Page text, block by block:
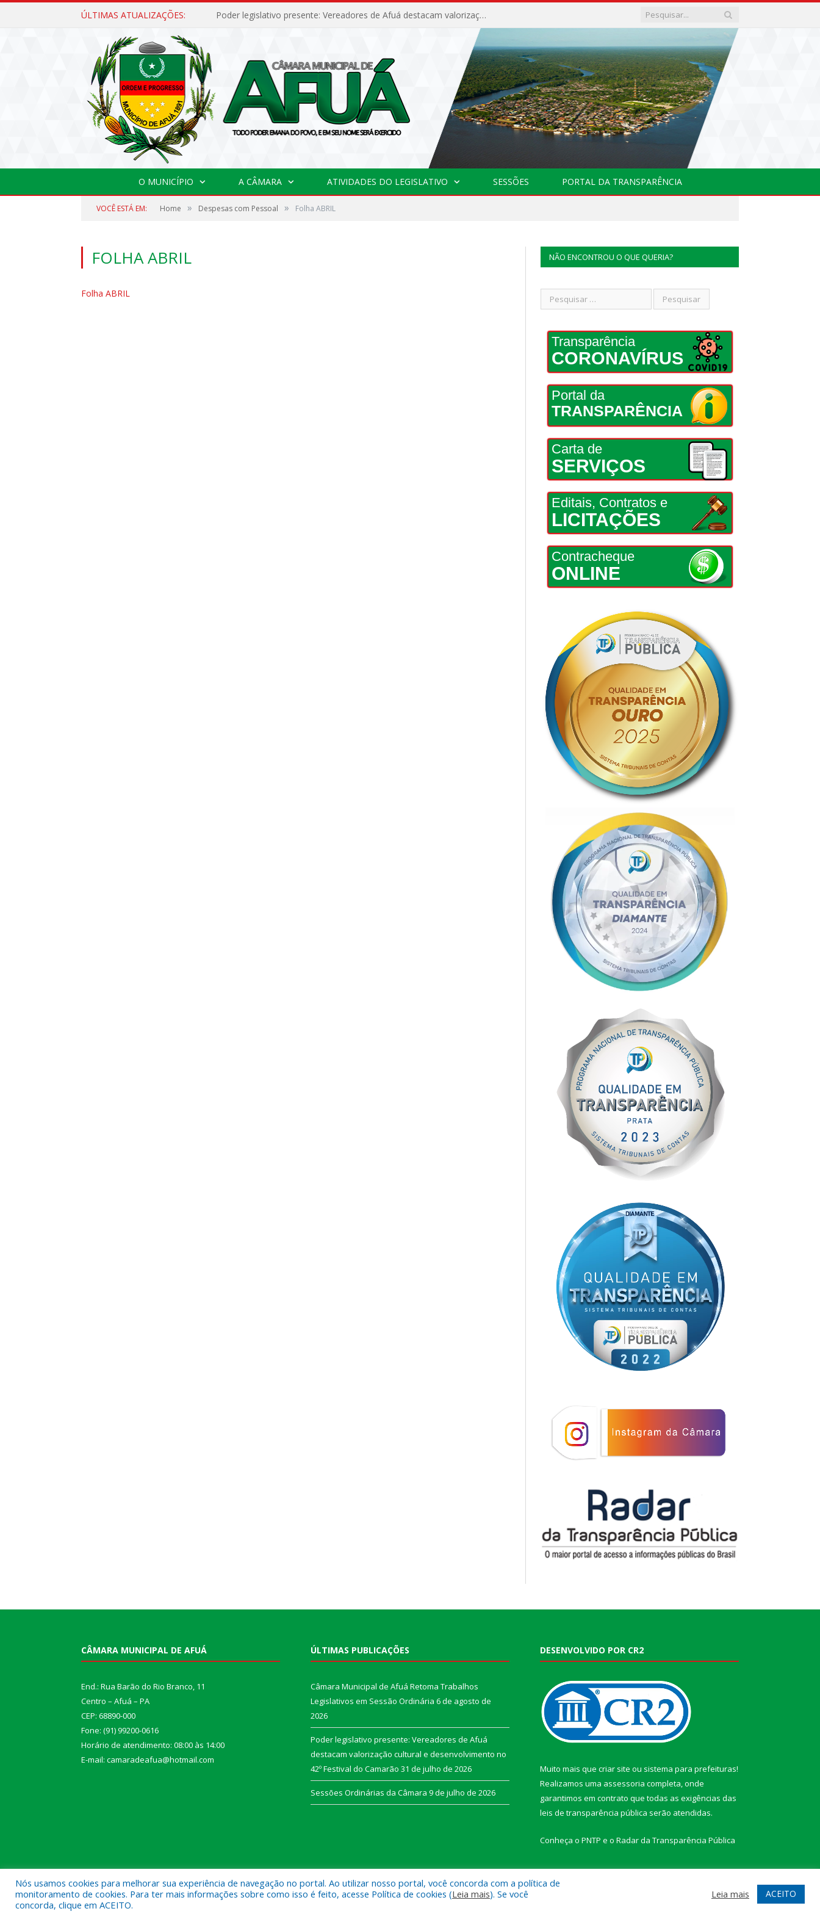
ÚLTIMAS ATUALIZAÇÕES: Poder legislativo presente: Vereadores de Afuá destacam valorização cultural e desenvolvimento no 42º Festival do Camarão
O MUNICÍPIO A CÂMARA ATIVIDADES DO LEGISLATIVO SESSÕES PORTAL DA TRANSPARÊNCIA
VOCÊ ESTÁ EM: Home » Despesas com Pessoal » Folha ABRIL
FOLHA ABRIL
Folha ABRIL
NÃO ENCONTROU O QUE QUERIA?
Transparência
CORONAVÍRUS
Portal da
TRANSPARÊNCIA
Carta de
SERVIÇOS
Editais, Contratos e
LICITAÇÕES
Contracheque
ONLINE
CÂMARA MUNICIPAL DE AFUÁ
End.: Rua Barão do Rio Branco, 11
Centro – Afuá – PA
CEP: 68890-000
Fone: (91) 99200-0616
Horário de atendimento: 08:00 às 14:00
E-mail: camaradeafua@hotmail.com
ÚLTIMAS PUBLICAÇÕES
Câmara Municipal de Afuá Retoma Trabalhos
Legislativos em Sessão Ordinária 6 de agosto de
2026
Poder legislativo presente: Vereadores de Afuá
destacam valorização cultural e desenvolvimento no
42º Festival do Camarão 31 de julho de 2026
Sessões Ordinárias da Câmara 9 de julho de 2026
DESENVOLVIDO POR CR2
Muito mais que criar site ou sistema para prefeituras!
Realizamos uma assessoria completa, onde
garantimos em contrato que todas as exigências das
leis de transparência pública serão atendidas.
Conheça o PNTP e o Radar da Transparência Pública
Todos os direitos reservados a Câmara Municipal de Afuá.
Nós usamos cookies para melhorar sua experiência de navegação no portal. Ao utilizar nosso portal, você concorda com a política de
monitoramento de cookies. Para ter mais informações sobre como isso é feito, acesse Política de cookies (Leia mais). Se você
concorda, clique em ACEITO.
Leia mais ACEITO